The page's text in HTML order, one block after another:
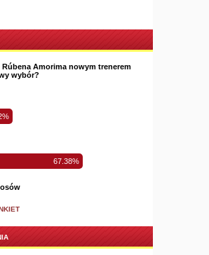
Amorima nowym trenerem
wybór?
67.38%